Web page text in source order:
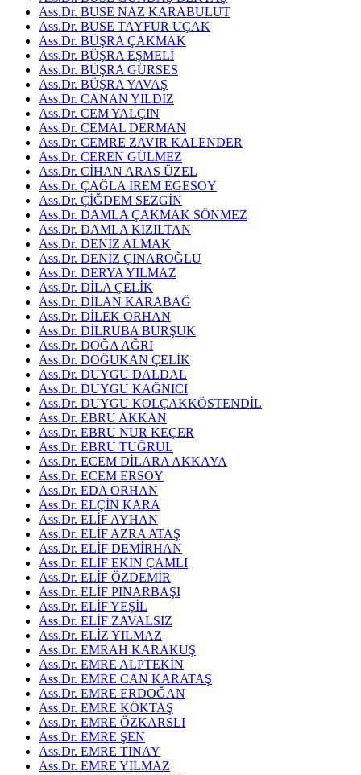
Ass.Dr. BUSE NAZ KARABULUT
Ass.Dr. BUSE TAYFUR UÇAK
Ass.Dr. BÜŞRA ÇAKMAK
Ass.Dr. BÜŞRA EŞMELİ
Ass.Dr. BÜŞRA GÜRSES
Ass.Dr. BÜŞRA YAVAŞ
Ass.Dr. CANAN YILDIZ
Ass.Dr. CEM YALÇIN
Ass.Dr. CEMAL DERMAN
Ass.Dr. CEMRE ZAVIR KALENDER
Ass.Dr. CEREN GÜLMEZ
Ass.Dr. CİHAN ARAS ÜZEL
Ass.Dr. ÇAĞLA İREM EGESOY
Ass.Dr. ÇİĞDEM SEZGİN
Ass.Dr. DAMLA ÇAKMAK SÖNMEZ
Ass.Dr. DAMLA KIZILTAN
Ass.Dr. DENİZ ALMAK
Ass.Dr. DENİZ ÇINAROĞLU
Ass.Dr. DERYA YILMAZ
Ass.Dr. DİLA ÇELİK
Ass.Dr. DİLAN KARABAĞ
Ass.Dr. DİLEK ORHAN
Ass.Dr. DİLRUBA BURŞUK
Ass.Dr. DOĞA AĞRI
Ass.Dr. DOĞUKAN ÇELİK
Ass.Dr. DUYGU DALDAL
Ass.Dr. DUYGU KAĞNICI
Ass.Dr. DUYGU KOLÇAKKÖSTENDİL
Ass.Dr. EBRU AKKAN
Ass.Dr. EBRU NUR KEÇER
Ass.Dr. EBRU TUĞRUL
Ass.Dr. ECEM DİLARA AKKAYA
Ass.Dr. ECEM ERSOY
Ass.Dr. EDA ORHAN
Ass.Dr. ELÇİN KARA
Ass.Dr. ELİF AYHAN
Ass.Dr. ELİF AZRA ATAŞ
Ass.Dr. ELİF DEMİRHAN
Ass.Dr. ELİF EKİN ÇAMLI
Ass.Dr. ELİF ÖZDEMİR
Ass.Dr. ELİF PINARBAŞI
Ass.Dr. ELİF YEŞİL
Ass.Dr. ELİF ZAVALSIZ
Ass.Dr. ELİZ YILMAZ
Ass.Dr. EMRAH KARAKUŞ
Ass.Dr. EMRE ALPTEKİN
Ass.Dr. EMRE CAN KARATAŞ
Ass.Dr. EMRE ERDOĞAN
Ass.Dr. EMRE KÖKTAŞ
Ass.Dr. EMRE ÖZKARSLI
Ass.Dr. EMRE ŞEN
Ass.Dr. EMRE TINAY
Ass.Dr. EMRE YILMAZ